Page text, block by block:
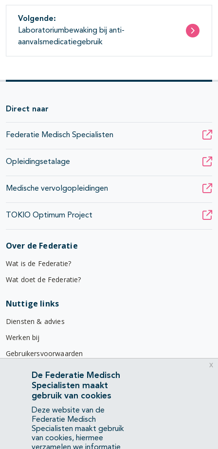
Volgende:
Laboratoriumbewaking bij anti-
aanvalsmedicatiegebruik
Direct naar
Federatie Medisch Specialisten
Opleidingsetalage
Medische vervolgopleidingen
TOKIO Optimum Project
Over de Federatie
Wat is de Federatie?
Wat doet de Federatie?
Nuttige links
Diensten & advies
Werken bij
Gebruikersvoorwaarden
Privacyverklaring
Contact
Mercatorlaan 1200
3528 BL Utrecht
(088) 505 34 34
De Federatie Medisch
Specialisten maakt
gebruik van cookies
Deze website van de
Federatie Medisch
Specialisten maakt gebruik
van cookies, hiermee
x